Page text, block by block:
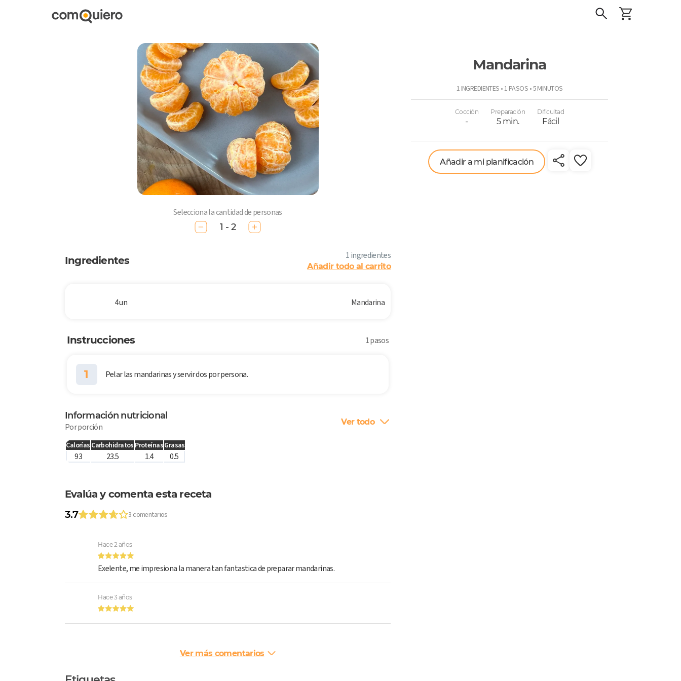
Mandarina
1 INGREDIENTES • 1 PASOS • 5 MINUTOS
Cocción
-
Preparación
5 min.
Dificultad
Fácil
Añadir a mi planificación
Selecciona la cantidad de personas
1 - 2
Ingredientes 1 ingredientes
Añadir todo al carrito
4 un Mandarina
Instrucciones 1 pasos
1 Pelar las mandarinas y servir dos por persona.
Información nutricional
Por porción Ver todo
Calorías Carbohidratos ProteínasGrasas
93 23.5 1.4 0.5
Evalúa y comenta esta receta
3.7
3 comentarios
Hace 2 años
Exelente, me impresiona la manera tan fantastica de preparar mandarinas.
Hace 3 años
Ver más comentarios